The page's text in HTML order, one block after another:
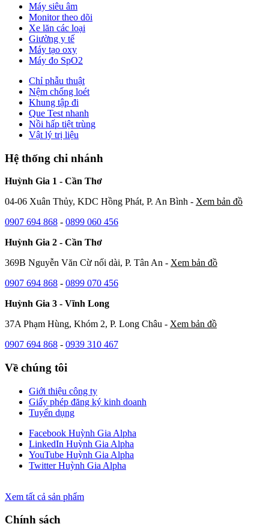
Máy siêu âm
Monitor theo dõi
Xe lăn các loại
Giường y tế
Máy tạo oxy
Máy đo SpO2
Chỉ phẫu thuật
Nệm chống loét
Khung tập đi
Que Test nhanh
Nồi hấp tiệt trùng
Vật lý trị liệu
Hệ thống chi nhánh
Huỳnh Gia 1 - Cần Thơ
04-06 Xuân Thủy, KDC Hồng Phát, P. An Bình - Xem bản đồ
0907 694 868 - 0899 060 456
Huỳnh Gia 2 - Cần Thơ
369B Nguyễn Văn Cừ nối dài, P. Tân An - Xem bản đồ
0907 694 868 - 0899 070 456
Huỳnh Gia 3 - Vĩnh Long
37A Phạm Hùng, Khóm 2, P. Long Châu - Xem bản đồ
0907 694 868 - 0939 310 467
Về chúng tôi
Giới thiệu công ty
Giấy phép đăng ký kinh doanh
Tuyển dụng
Facebook Huỳnh Gia Alpha
LinkedIn Huỳnh Gia Alpha
YouTube Huỳnh Gia Alpha
Twitter Huỳnh Gia Alpha
Xem tất cả sản phẩm
Chính sách